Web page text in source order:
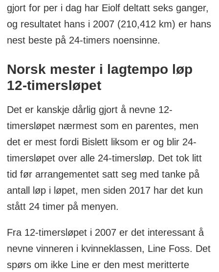
gjort for per i dag har Eiolf deltatt seks ganger,
og resultatet hans i 2007 (210,412 km) er hans
nest beste på 24-timers noensinne.
Norsk mester i lagtempo løp
12-timersløpet
Det er kanskje dårlig gjort å nevne 12-
timersløpet nærmest som en parentes, men
det er mest fordi Bislett liksom er og blir 24-
timersløpet over alle 24-timersløp. Det tok litt
tid før arrangementet satt seg med tanke på
antall løp i løpet, men siden 2017 har det kun
stått 24 timer på menyen.
Fra 12-timersløpet i 2007 er det interessant å
nevne vinneren i kvinneklassen, Line Foss. Det
spørs om ikke Line er den mest meritterte